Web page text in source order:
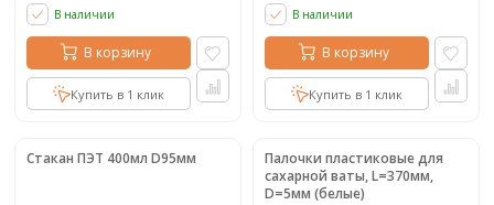
В наличии
В корзину
Купить в 1 клик
В наличии
В корзину
Купить в 1 клик
Стакан ПЭТ 400мл D95мм
Палочки пластиковые для
сахарной ваты, L=370мм,
D=5мм (белые)